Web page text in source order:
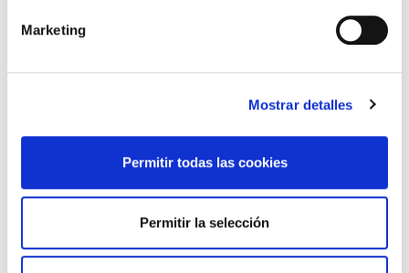
Marketing
Mostrar detalles
Permitir todas las cookies
Permitir la selección
HAZ UN COMENTARIO